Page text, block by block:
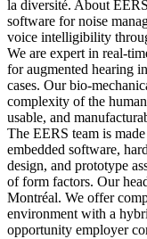
la diversité. About
software for noise
voice intelligibility
We are expert in real-
for augmented hearing
cases. Our bio-
complexity of the
usable, and
The EERS team is
embedded software,
design, and prototype
of form factors. Our
Montréal. We offer
environment with a
opportunity employer